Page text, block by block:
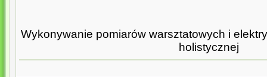
Wykonywanie pomiarów warsztatowych i
holistycznej